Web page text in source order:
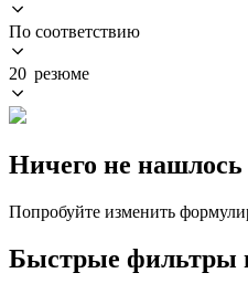
По соответствию
20 резюме
Ничего не нашлось
Попробуйте изменить
Быстрые фильтры